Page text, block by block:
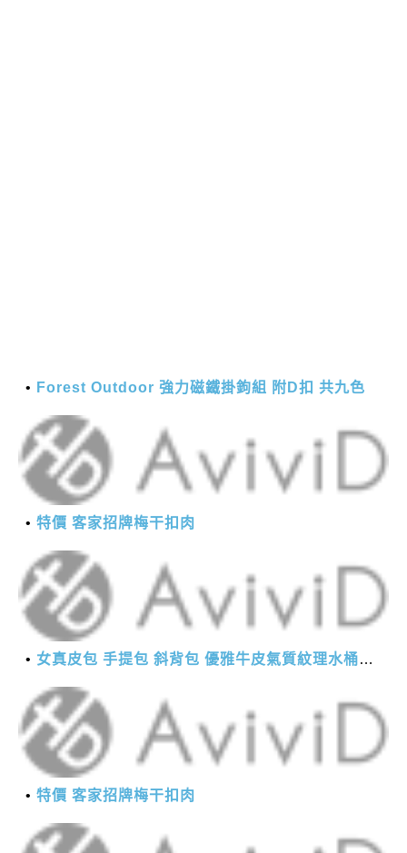
Forest Outdoor 強力磁鐵掛鉤組 附D扣 共九色
特價 客家招牌梅干扣肉
女真皮包 手提包 斜背包 優雅牛皮氣質紋理水桶包(2色)【XBO7950112】＊艾美時尚(現+預)
特價 客家招牌梅干扣肉